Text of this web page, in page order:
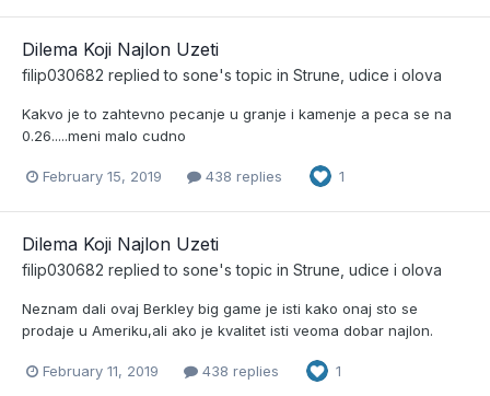
Dilema Koji Najlon Uzeti
filip030682 replied to sone's topic in Strune, udice i olova
Kakvo je to zahtevno pecanje u granje i kamenje a peca se na
0.26.....meni malo cudno
February 15, 2019 438 replies 1
Dilema Koji Najlon Uzeti
filip030682 replied to sone's topic in Strune, udice i olova
Neznam dali ovaj Berkley big game je isti kako onaj sto se
prodaje u Ameriku,ali ako je kvalitet isti veoma dobar najlon.
February 11, 2019 438 replies 1